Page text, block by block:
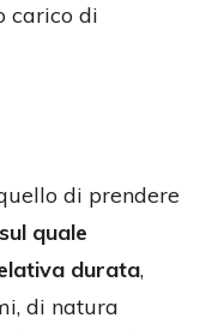
carico di
di prendere
quale
durata,
di natura